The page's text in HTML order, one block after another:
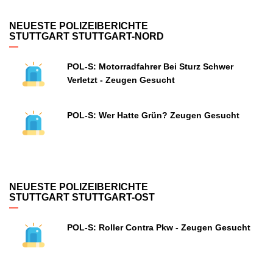
NEUESTE POLIZEIBERICHTE
STUTTGART STUTTGART-NORD
POL-S: Motorradfahrer Bei Sturz Schwer
Verletzt - Zeugen Gesucht
POL-S: Wer Hatte Grün? Zeugen Gesucht
NEUESTE POLIZEIBERICHTE
STUTTGART STUTTGART-OST
POL-S: Roller Contra Pkw - Zeugen Gesucht